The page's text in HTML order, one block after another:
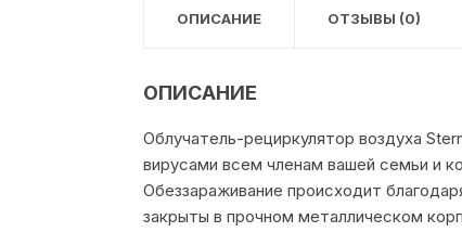
ОПИСАНИЕ ОТЗЫВЫ (0)
ОПИСАНИЕ
Облучатель-рециркулятор воздуха
вирусами всем членам вашей семьи и
Обеззараживание происходит
закрыты в прочном металлическом